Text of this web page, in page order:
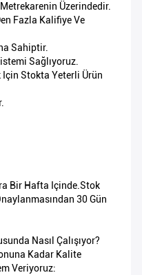
Üzerindedir.
Fazla Kalifiye Ve
Sahiptir.
Sağlıyoruz.
Için Stokta Yeterli Ürün
Bir Hafta Içinde.Stok
30 Gün
Nasıl Çalışıyor?
Kadar Kalite
Veriyoruz: